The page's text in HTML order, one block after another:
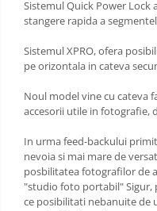
Sistemul Quick Power Lock
stangere rapida a
Sistemul XPRO, ofera
pe orizontala in cateva
Noul model vine cu cateva
accesorii utile in fotografie,
In urma feed-backului
nevoia si mai mare de
posbilitatea fotografilor de
"studio foto portabil" Sigur,
ce posibilitati nebanuite de